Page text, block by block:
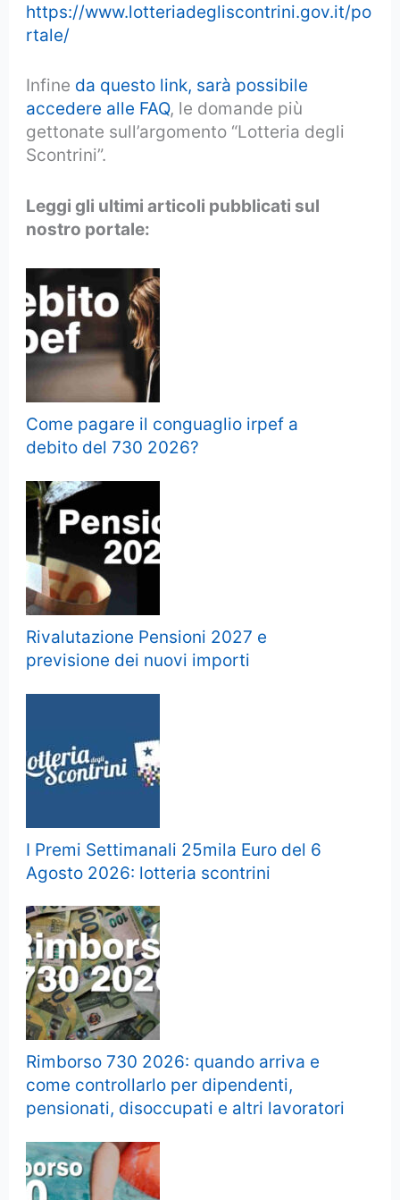
https://www.lotteriadegliscontrini.gov.it/po
rtale/
Infine da questo link, sarà possibile
accedere alle FAQ, le domande più
gettonate sull’argomento “Lotteria degli
Scontrini”.
Leggi gli ultimi articoli pubblicati sul
nostro portale:
Come pagare il conguaglio irpef a
debito del 730 2026?
Rivalutazione Pensioni 2027 e
previsione dei nuovi importi
I Premi Settimanali 25mila Euro del 6
Agosto 2026: lotteria scontrini
Rimborso 730 2026: quando arriva e
come controllarlo per dipendenti,
pensionati, disoccupati e altri lavoratori